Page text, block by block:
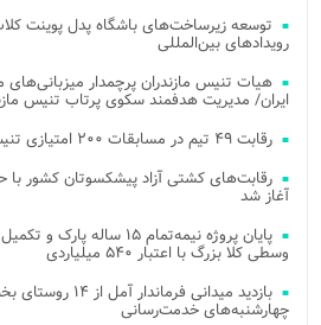
توسعه زیرساخت‌های باشگاه پدل پوینت
رویدادهای بین‌المللی
هیات تنیس مازندران پرچمدار
ایران/ مدیریت هدفمند سکوی پرتاب تنیس
رقابت ۴۹ تیم در مسابقات ۲۰۰ امتیازی تنیس ساحلی کشور در مازندران
آغاز شد
وسطی کلا بزرگ با اعتبار ۵۴۰ میلیاردی
بازدید میدانی
چهارشنبه‌های خدمت‌رسانی